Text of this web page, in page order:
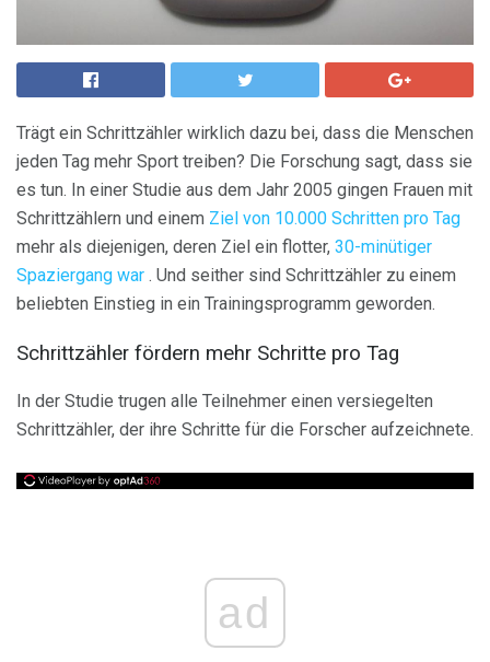
Trägt ein Schrittzähler wirklich dazu bei, dass die Menschen
jeden Tag mehr Sport treiben? Die Forschung sagt, dass sie
es tun. In einer Studie aus dem Jahr 2005 gingen Frauen mit
Schrittzählern und einem Ziel von 10.000 Schritten pro Tag
mehr als diejenigen, deren Ziel ein flotter, 30-minütiger
Spaziergang war . Und seither sind Schrittzähler zu einem
beliebten Einstieg in ein Trainingsprogramm geworden.
Schrittzähler fördern mehr Schritte pro Tag
In der Studie trugen alle Teilnehmer einen versiegelten
Schrittzähler, der ihre Schritte für die Forscher aufzeichnete.
ad